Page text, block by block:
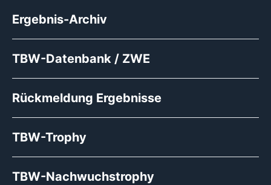
Ergebnis-Archiv
TBW-Datenbank / ZWE
Rückmeldung Ergebnisse
TBW-Trophy
TBW-Nachwuchstrophy